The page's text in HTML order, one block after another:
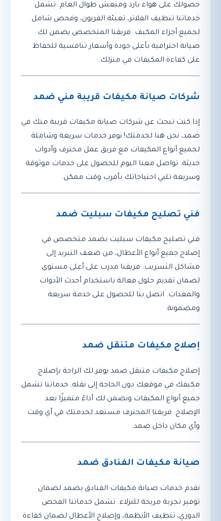
حصولك على هواء بارد ومنعش طوال العام. تشمل
خدماتنا تنظيف الفلاتر، تعبئة الفريون، وفحص شامل
لجميع أجزاء المكيف. فريقنا المتخصص يضمن لك
صيانة احترافية بأعلى جودة وأسعار تنافسية للحفاظ
على كفاءة المكيفات في منزلك.
شركات صيانة مكيفات قريبة مني ضمد
إذا كنت تبحث عن شركات صيانة مكيفات قريبة منك في
ضمد، نحن هنا لخدمتك! نوفر خدمات سريعة وشاملة
لجميع أنواع المكيفات مع فريق عمل محترف وأدوات
حديثة. تواصل معنا اليوم للحصول على خدمات موثوقة
وسريعة تلبي احتياجاتك بأقرب وقت ممكن.
فني تصليح مكيفات سبليت ضمد
فني تصليح مكيفات سبليت بضمد متخصص في
إصلاح جميع أنواع الأعطال، من ضعف التبريد إلى
مشاكل التسريب. فريقنا مدرب على أعلى مستوى
لضمان تقديم حلول فعالة باستخدام أحدث الأدوات
والمعدات. اتصل بنا للحصول على خدمة سريعة
ومضمونة.
إصلاح مكيفات متنقل ضمد
إصلاح مكيفات متنقل ضمد يوفر لك الراحة بإصلاح
مكيفك في موقعك دون الحاجة إلى نقله. خدماتنا تشمل
جميع أنواع المكيفات ونضمن لك أداءً متميزًا بعد
الإصلاح. فريقنا المحترف مستعد لخدمتك في أي وقت
وأي مكان داخل ضمد.
صيانة مكيفات الفنادق ضمد
نقدم خدمات صيانة مكيفات الفنادق بضمد لضمان
توفير تجربة مريحة للنزلاء. تشمل خدماتنا الفحص
الدوري، تنظيف الأنظمة، وإصلاح الأعطال لضمان كفاءة